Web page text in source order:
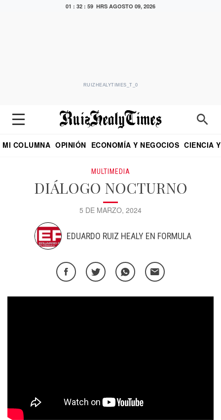
01 : 32 : 59 HRS AGOSTO 09, 2026
RUIZHEALYTIMES_T_0
MI COLUMNA OPINIÓN ECONOMÍA Y NEGOCIOS CIENCIA
MULTIMEDIA
DIÁLOGO NOCTURNO
5 DE MARZO, 2024
EDUARDO RUIZ HEALY EN FORMULA